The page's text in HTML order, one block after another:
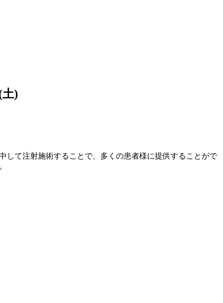
)
して注射施術することで、多くの患者様に提供することがで